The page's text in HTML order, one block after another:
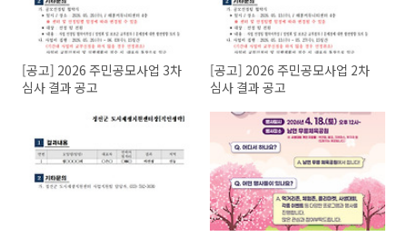
[공고] 2026 주민공모사업 3차
심사 결과 공고
[공고] 2026 주민공모사업 2차
심사 결과 공고